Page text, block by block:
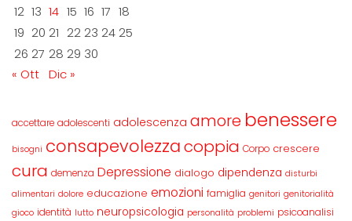
12 13 14 15 16 17 18
19 20 21 22 23 24 25
26 27 28 29 30
« Ott Dic »
accettare adolescenti adolescenza amore benessere
bisogni consapevolezzacoppia Corpo crescere
cura demenza Depressione dialogo dipendenza disturbi
alimentari dolore educazione emozioni famiglia genitori genitorialità
gioco identità lutto neuropsicologia personalità problemi psicoanalisi